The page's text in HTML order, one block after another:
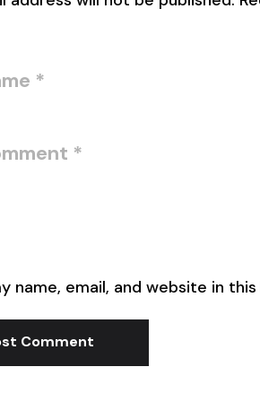
name, email, and website in
Comment